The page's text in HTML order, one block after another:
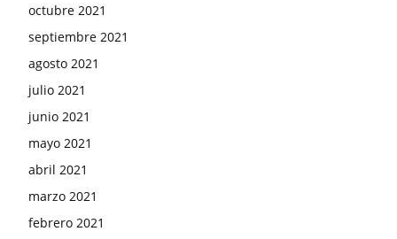
octubre 2021
septiembre 2021
agosto 2021
julio 2021
junio 2021
mayo 2021
abril 2021
marzo 2021
febrero 2021